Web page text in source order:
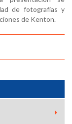
de fotografías y
de Kenton.